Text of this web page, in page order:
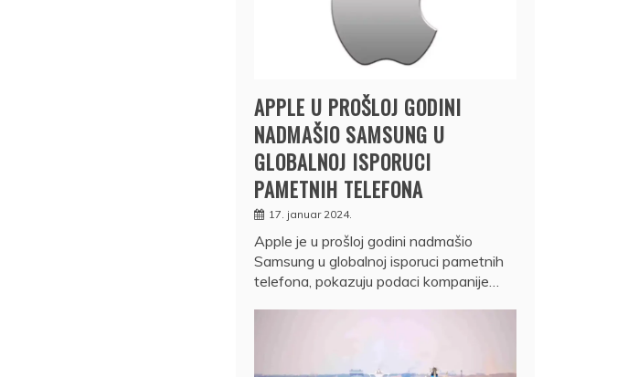
APPLE U PROŠLOJ GODINI
NADMAŠIO SAMSUNG U
GLOBALNOJ ISPORUCI
PAMETNIH TELEFONA
17. januar 2024.
Apple je u prošloj godini nadmašio
Samsung u globalnoj isporuci pametnih
telefona, pokazuju podaci kompanije…